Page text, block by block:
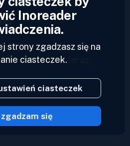
Podaj swój profil i
kanałów teraz.
© Inoreader
Inoreader
strony zgadzasz się na
ciasteczek.
ciasteczek
zgadzam się